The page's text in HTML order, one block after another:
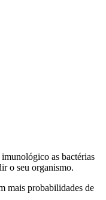
as bactérias
o seu organismo.
mais probabilidades de